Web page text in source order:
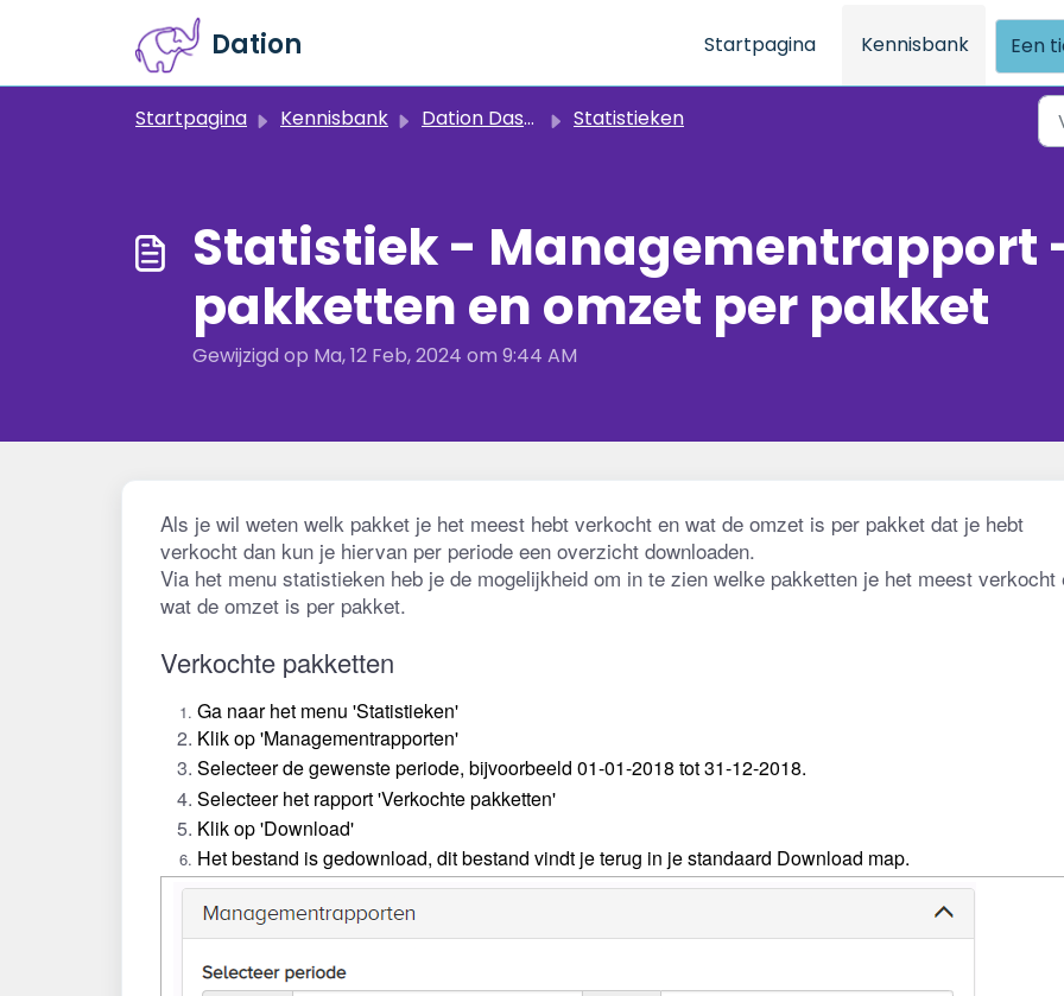
Doorgaan naar hoofdinhoud
Dation Startpagina Kennisbank Een
Startpagina Kennisbank Dation Dashboard Statistieken
Statistiek - Managementrapport
pakketten en omzet per pakket
Gewijzigd op Ma, 12 Feb, 2024 om 9:44 AM
Als je wil weten welk pakket je het meest hebt verkocht en wat de omzet is per pakket dat je hebt
verkocht dan kun je hiervan per periode een overzicht downloaden.
Via het menu statistieken heb je de mogelijkheid om in te zien welke pakketten je het meest
wat de omzet is per pakket.
Verkochte pakketten
Ga naar het menu 'Statistieken'
Klik op 'Managementrapporten'
Selecteer de gewenste periode, bijvoorbeeld 01-01-2018 tot 31-12-2018.
Selecteer het rapport 'Verkochte pakketten'
Klik op 'Download'
Het bestand is gedownload, dit bestand vindt je terug in je standaard Download map.